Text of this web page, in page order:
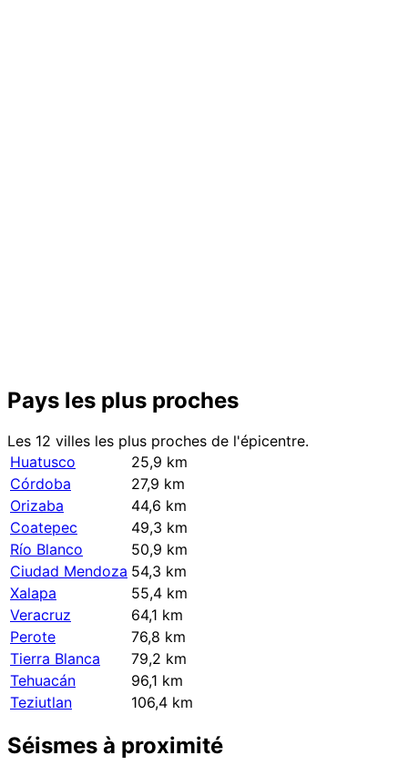
Pays les plus proches
Les 12 villes les plus proches de l'épicentre.
Huatusco
25,9 km
Córdoba
27,9 km
Orizaba
44,6 km
Coatepec
49,3 km
Río Blanco
50,9 km
Ciudad Mendoza 54,3 km
Xalapa
55,4 km
Veracruz
64,1 km
Perote
76,8 km
Tierra Blanca
79,2 km
Tehuacán
96,1 km
Teziutlan
106,4 km
Séismes à proximité